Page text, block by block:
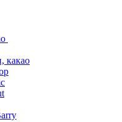
какао